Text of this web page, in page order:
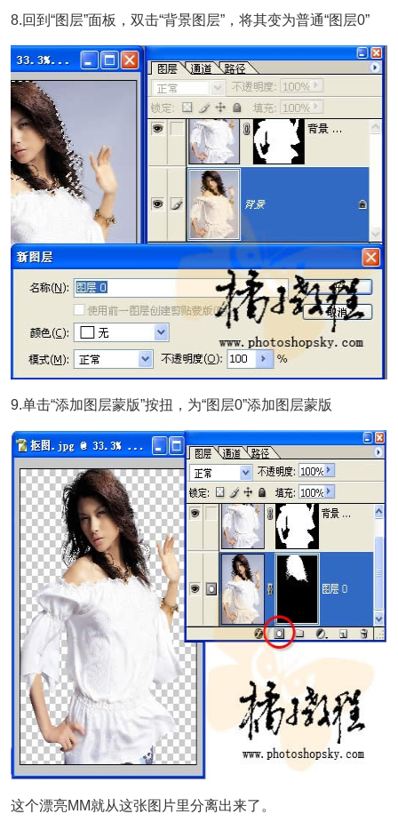
8.回到“图层”面板，双击“背景图层”，将其变为普通“图层0”
9.单击“添加图层蒙版”按扭，为“图层0”添加图层蒙版
这个漂亮MM就从这张图片里分离出来了。